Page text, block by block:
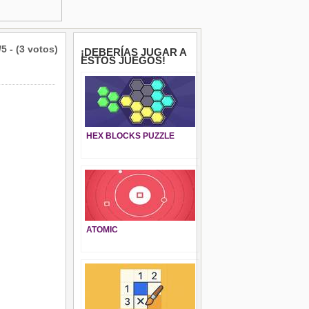
5 - (3 votos) ¡DEBERÍAS JUGAR A
ESTOS JUEGOS!
HEX BLOCKS PUZZLE
ATOMIC